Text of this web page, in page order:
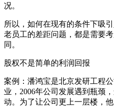
况。
所以，如何在现有的条件下吸
老员工的差距问题，都是需要
同。
股权不是简单的利润回报
案例：潘鸿宝是北京发研工程
业，2006年公司发展遇到瓶颈
动。为了让公司更上一层楼，